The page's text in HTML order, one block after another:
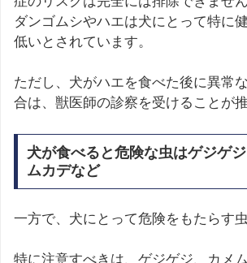
ダンゴムシやハエは犬にとって特に
低いとされています。
ただし、犬がハエを食べた後に異常
合は、獣医師の診察を受けることが
犬が食べると危険な虫はゲジゲ
ムカデなど
一方で、犬にとって危険をもたらす
特に注意すべきは、ゲジゲジ、カメ